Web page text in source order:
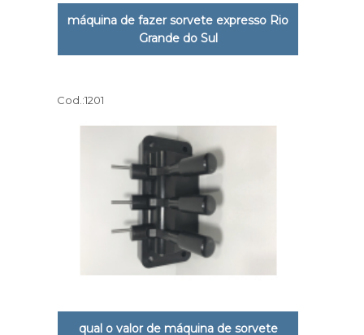
máquina de fazer sorvete expresso Rio
Grande do Sul
Cod.:1201
qual o valor de máquina de sorvete